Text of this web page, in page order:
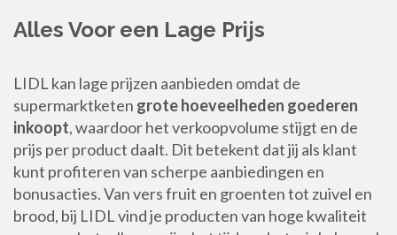
Alles Voor een Lage Prijs
LIDL kan lage prijzen aanbieden omdat de
supermarktketen grote hoeveelheden goederen
inkoopt, waardoor het verkoopvolume stijgt en de
prijs per product daalt. Dit betekent dat jij als klant
kunt profiteren van scherpe aanbiedingen en
bonusacties. Van vers fruit en groenten tot zuivel en
brood, bij LIDL vind je producten van hoge kwaliteit